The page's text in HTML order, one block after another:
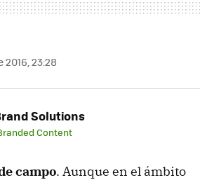
23:28
Solutions
Content
campo. Aunque en el ámbito